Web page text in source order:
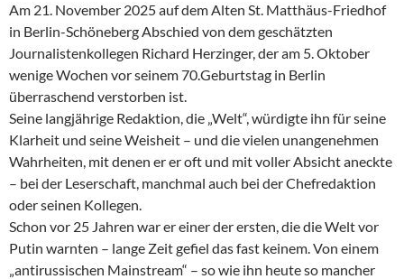
Am 21. November 2025 auf dem Alten St. Matthäus-Friedhof
in Berlin-Schöneberg Abschied von dem geschätzten
Journalistenkollegen Richard Herzinger, der am 5. Oktober
wenige Wochen vor seinem 70.Geburtstag in Berlin
überraschend verstorben ist.
Seine langjährige Redaktion, die „Welt“, würdigte ihn für seine
Klarheit und seine Weisheit – und die vielen unangenehmen
Wahrheiten, mit denen er er oft und mit voller Absicht aneckte
– bei der Leserschaft, manchmal auch bei der Chefredaktion
oder seinen Kollegen.
Schon vor 25 Jahren war er einer der ersten, die die Welt vor
Putin warnten – lange Zeit gefiel das fast keinem. Von einem
„antirussischen Mainstream“ – so wie ihn heute so mancher